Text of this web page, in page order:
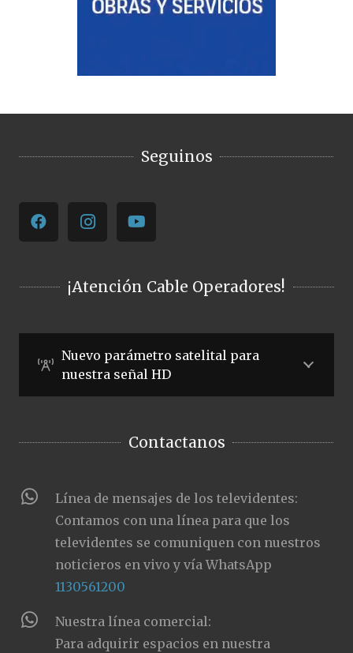
Seguinos
¡Atención Cable Operadores!
Nuevo parámetro satelital para
nuestra señal HD
Contactanos
Línea de mensajes de los televidentes:
Contamos con una línea para que los
televidentes se comuniquen con nuestros
noticieros en vivo y vía WhatsApp
1130561200
Nuestra línea comercial:
Para adquirir espacios en nuestra